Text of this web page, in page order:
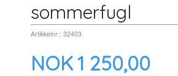
sommerfugl
Artikkelnr.: 32403
Pris
NOK1 250,00